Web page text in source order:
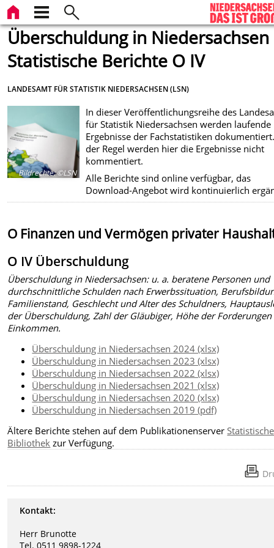
Überschuldung in Niedersachsen
Statistische Berichte O IV
LANDESAMT FÜR STATISTIK NIEDERSACHSEN (LSN)
Bildrechte:©LSN
In dieser Veröffentlichungsreihe des
für Statistik Niedersachsen werden laufende
Ergebnisse der Fachstatistiken
der Regel werden hier die Ergebnisse nicht
kommentiert.
Alle Berichte sind online verfügbar, das
Download-Angebot wird kontinuierlich
O Finanzen und Vermögen privater
O IV Überschuldung
Überschuldung in Niedersachsen: u. a. beratene Personen und
durchschnittliche Schulden nach Erwerbssituation,
Familienstand, Geschlecht und Alter des Schuldners,
der Überschuldung, Zahl der Gläubiger, Höhe der
Einkommen.
Überschuldung in Niedersachsen 2024 (xlsx)
Überschuldung in Niedersachsen 2023 (xlsx)
Überschuldung in Niedersachsen 2022 (xlsx)
Überschuldung in Niedersachsen 2021 (xlsx)
Überschuldung in Niedersachsen 2020 (xlsx)
Überschuldung in Niedersachsen 2019 (pdf)
Ältere Berichte stehen auf dem PublikationenserverStatistische
Bibliothek zur Verfügung.
Kontakt:
Herr Brunotte
Tel. 0511 9898-1224